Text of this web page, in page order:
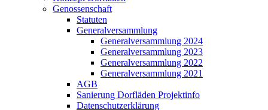
Genossenschaft
Statuten
Generalversammlung
Generalversammlung 2024
Generalversammlung 2023
Generalversammlung 2022
Generalversammlung 2021
AGB
Sanierung Dorfläden Projektinfo
Datenschutzerklärung